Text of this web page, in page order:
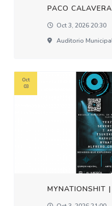
PACO CALAVERA
Oct 3, 2026 20:30
Auditorio
MYNATIONSHIT
Oct
03